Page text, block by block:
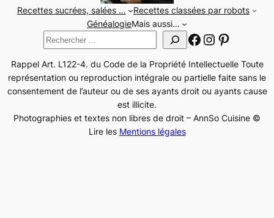
Recettes sucrées, salées …
Recettes classées par robots
GénéalogieMais aussi…
Rechercher
Facebook
Instagram
Rappel Art. L122-4. du Code de la Propriété Intellectuelle Toute
représentation ou reproduction intégrale ou partielle faite sans le
consentement de l’auteur ou de ses ayants droit ou ayants cause
est illicite.
Photographies et textes non libres de droit – AnnSo Cuisine ©
Lire les Mentions légales